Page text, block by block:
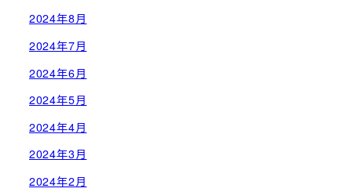
2024年8月
2024年7月
2024年6月
2024年5月
2024年4月
2024年3月
2024年2月